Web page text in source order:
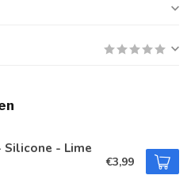
- Lime
€3,99